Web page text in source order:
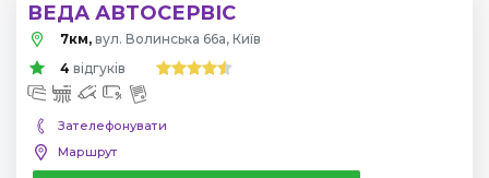
ВЕДА АВТОСЕРВІС
7км, вул. Волинська 66а, Київ
4 відгуків
Зателефонувати
Маршрут